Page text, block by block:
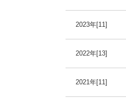
2023年[11]
2022年[13]
2021年[11]